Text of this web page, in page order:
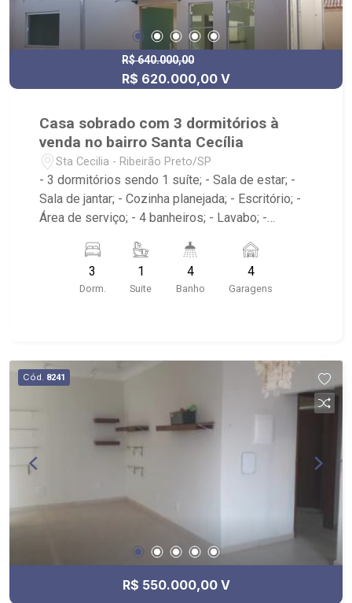
comercializando imóveis de terceiros e
lançamentos. Estamos localizados em sede
própria - em uma das melhores avenidas da
cidade - Av. Professor João Fiúsa, 1147 - Alto da
Boa Vista, Ribeirão Preto - SP.
R$ 640.000,00
R$ 620.000,00 V
Casa sobrado com 3 dormitórios à
venda no bairro Santa Cecília
Sta Cecilia - Ribeirão Preto/SP
- 3 dormitórios sendo 1 suíte; - Sala de estar; -
Sala de jantar; - Cozinha planejada; - Escritório; -
Área de serviço; - 4 banheiros; - Lavabo; -
Bonfim Paulista, Espaço Bonfim
3
Dorm.
1
Suite
4
Banho
4
Garagens
Cód. 8241
R$ 550.000,00 V